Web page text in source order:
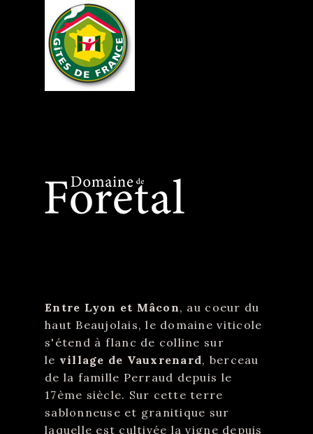
Entre Lyon et Mâcon, au coeur du
haut Beaujolais, le domaine viticole
s'étend à flanc de colline sur
le village de Vauxrenard, berceau
de la famille Perraud depuis le
17ème siècle. Sur cette terre
sablonneuse et granitique sur
laquelle est cultivée la vigne depuis